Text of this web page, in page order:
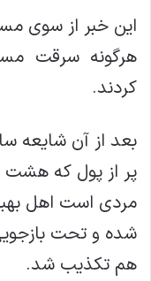
این خبر از سوی
هرگونه سرقت
کردند.
بعد از آن شایعه
پر از پول که هشت
مردی است اهل
شده و تحت
هم تکذیب شد.